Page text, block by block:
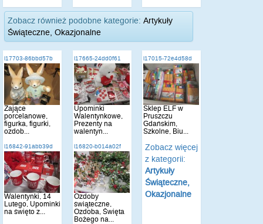
Zobacz również podobne kategorie: Artykuły
Świąteczne, Okazjonalne
i17703-86bbd57b
Zające
porcelanowe,
figurka, figurki,
ozdob...
i17665-24dd0f61
Upominki
Walentynkowe,
Prezenty na
walentyn...
i17015-72e4d58d
Sklep ELF w
Pruszczu
Gdańskim,
Szkolne, Biu...
i16842-91abb39d
Walentynki, 14
Lutego, Upominki
na święto z...
i16820-b014a02f
Ozdoby
świąteczne,
Ozdoba, Święta
Bożego na...
Zobacz więcej
z kategorii:
Artykuły
Świąteczne,
Okazjonalne